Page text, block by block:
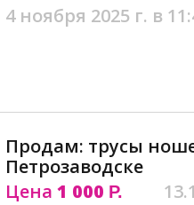
4 ноября 2025 г. в
Продам: трусы
Петрозаводске
Цена 1 000 Р.